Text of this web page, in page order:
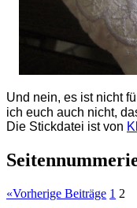
Und nein, es ist nicht
ich euch auch nicht,
Die Stickdatei ist von
«Vorherige Beiträge 1 2